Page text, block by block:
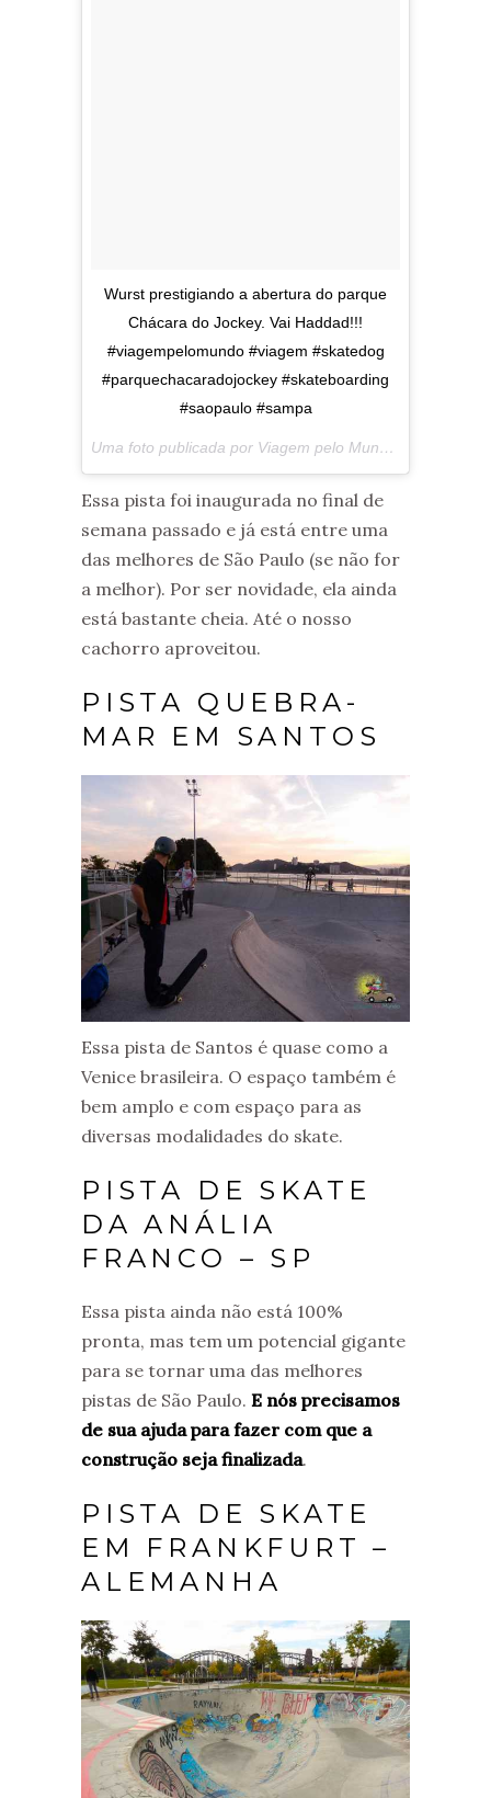
Wurst prestigiando a abertura do parque
Chácara do Jockey. Vai Haddad!!!
#viagempelomundo #viagem #skatedog
#parquechacaradojockey #skateboarding
#saopaulo #sampa
Uma foto publicada por Viagem pelo Mundo (@viagempelomundo) em
Essa pista foi inaugurada no final de
semana passado e já está entre uma
das melhores de São Paulo (se não for
a melhor). Por ser novidade, ela ainda
está bastante cheia. Até o nosso
cachorro aproveitou.
PISTA QUEBRA-
MAR EM SANTOS
Essa pista de Santos é quase como a
Venice brasileira. O espaço também é
bem amplo e com espaço para as
diversas modalidades do skate.
PISTA DE SKATE
DA ANÁLIA
FRANCO – SP
Essa pista ainda não está 100%
pronta, mas tem um potencial gigante
para se tornar uma das melhores
pistas de São Paulo. E nós precisamos
de sua ajuda para fazer com que a
construção seja finalizada.
PISTA DE SKATE
EM FRANKFURT –
ALEMANHA